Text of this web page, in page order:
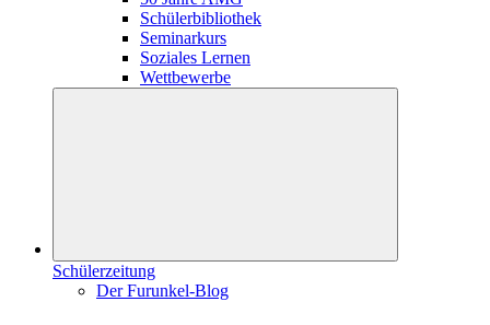
Schülerbibliothek
Seminarkurs
Soziales Lernen
Wettbewerbe
Schülerzeitung
Der Furunkel-Blog